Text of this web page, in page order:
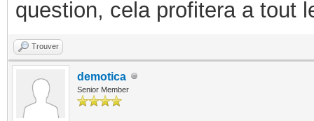
question, cela profitera a tout
Trouver
demotica
Senior Member